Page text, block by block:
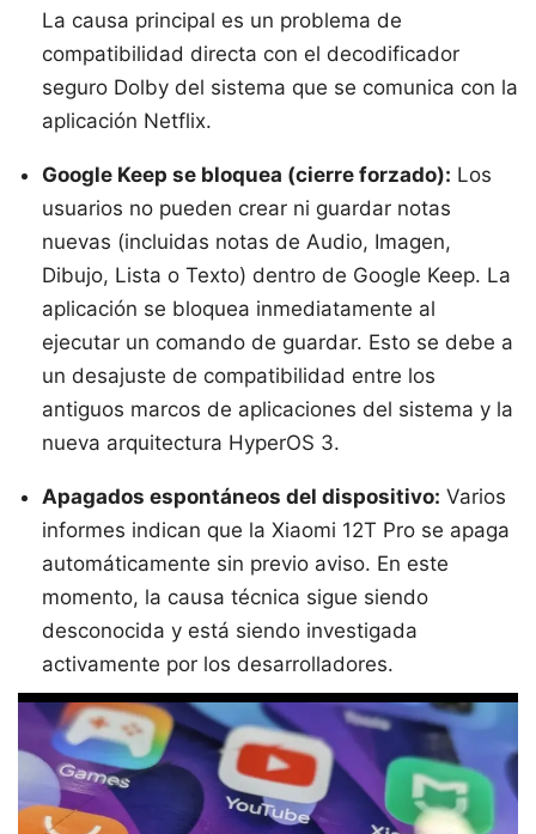
La causa principal es un problema de
compatibilidad directa con el decodificador
seguro Dolby del sistema que se comunica con la
aplicación Netflix.
Google Keep se bloquea (cierre forzado): Los
usuarios no pueden crear ni guardar notas
nuevas (incluidas notas de Audio, Imagen,
Dibujo, Lista o Texto) dentro de Google Keep. La
aplicación se bloquea inmediatamente al
ejecutar un comando de guardar. Esto se debe a
un desajuste de compatibilidad entre los
antiguos marcos de aplicaciones del sistema y la
nueva arquitectura HyperOS 3.
Apagados espontáneos del dispositivo: Varios
informes indican que la Xiaomi 12T Pro se apaga
automáticamente sin previo aviso. En este
momento, la causa técnica sigue siendo
desconocida y está siendo investigada
activamente por los desarrolladores.